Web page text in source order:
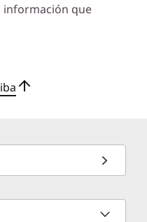
necesidades
de nuevas
concentrarse en su
información que